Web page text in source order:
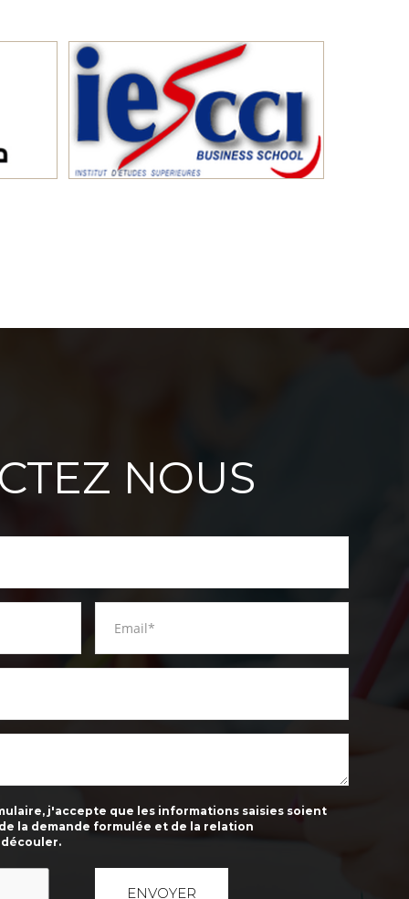
NOUS
j'accepte que les informations saisies soient
la demande formulée et de la relation